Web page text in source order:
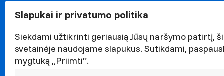
Slapukai ir privatumo politika
Siekdami užtikrinti geriausią Jūsų naršymo patirtį,
svetainėje naudojame slapukus. Sutikdami,
mygtuką „Priimti“.
Renginiai